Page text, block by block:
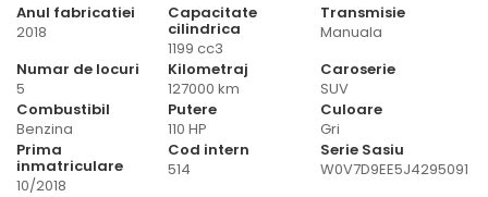
Anul fabricatiei
2018
Capacitate
cilindrica
1199 cc3
Transmisie
Manuala
Numar de locuri
5
Kilometraj
127000 km
Caroserie
SUV
Combustibil
Benzina
Putere
110 HP
Culoare
Gri
Prima
inmatriculare
10/2018
Cod intern
514
Serie Sasiu
W0V7D9EE5J4295091